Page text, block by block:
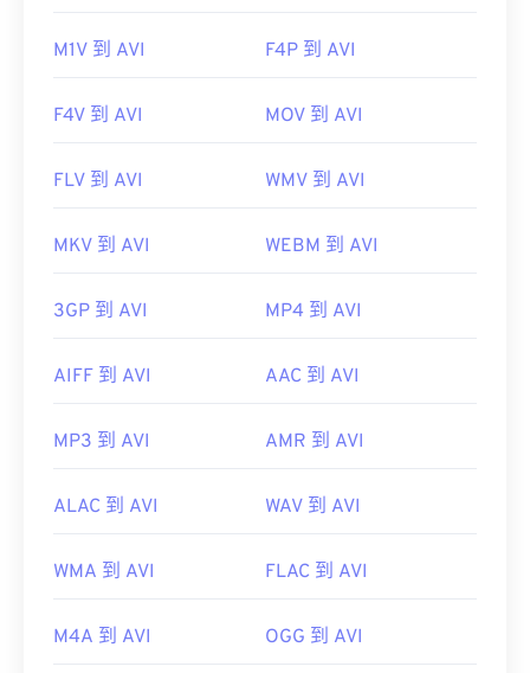
M1V 到 AVI F4P 到 AVI
F4V 到 AVI MOV 到 AVI
FLV 到 AVI WMV 到 AVI
MKV 到 AVI WEBM 到 AVI
3GP 到 AVI MP4 到 AVI
AIFF 到 AVI AAC 到 AVI
MP3 到 AVI AMR 到 AVI
ALAC 到 AVI WAV 到 AVI
WMA 到 AVI FLAC 到 AVI
M4A 到 AVI OGG 到 AVI